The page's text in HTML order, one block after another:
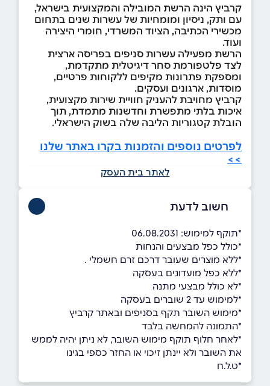
קרביץ הינה הרשת המובילה והמקצועית בישראל,
עם ותק, ניסיון ומומחיות של עשרות שנים בתחום
מכשירי הכתיבה, הציוד המשרדי, חומרי היצירה
ועוד.
הרשת מפעילה עשרות סניפים בפריסה ארצית
לצד פלטפורמת סחר דיגיטלית מתקדמת,
ומספקת פתרונות מקיפים ללקוחות פרטיים,
מוסדות, ארגונים ועסקים.
קרביץ מחויבת להעניק חוויית שירות מקצועית,
איכות בלתי מתפשרת וחדשנות מתמדת, תוך
הובלת קטגוריות הליבה שלה בשוק הישראלי.
לפרטים נוספים והזמנות בקרו באתר שלנו
>>
לאתר בית העסק
חשוב לדעת
*תוקף למימוש: 06.08.2031
*כולל כפל מבצעים והנחות
*ללא מוצרים שעובר דרכם זרם חשמלי .
*ללא כפל מועדונים בעסקה
*לא כולל מבצעי מתנה
*למימוש עד 2 שוברים בעסקה
*מימוש השובר תקף בסניפים ובאתר קרביץ
*התמונה להמחשה בלבד
*לאחר חלוף תוקף מימוש השובר, לא ניתן יהיה לממש
את השובר ולא יינתן זיכוי או החזר כספי בגינו
*ט.ל.ח